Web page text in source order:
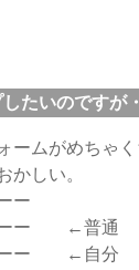
たいのですが
ームがめちゃく
かしい。
ー
ーー ←普通
ーー ←自分